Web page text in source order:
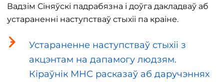
Вадзім Сіняўскі падрабязна і доўга дакладваў аб
устараненні наступстваў стыхіі па краіне.
Устараненне наступстваў стыхіі з
акцэнтам на дапамогу людзям.
Кіраўнік МНС расказаў аб даручэннях